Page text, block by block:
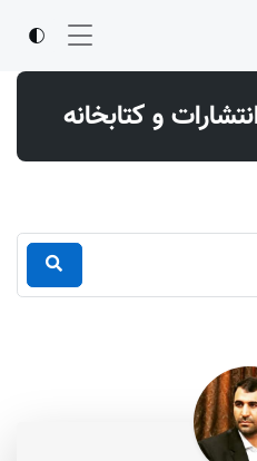
و کتابخانه